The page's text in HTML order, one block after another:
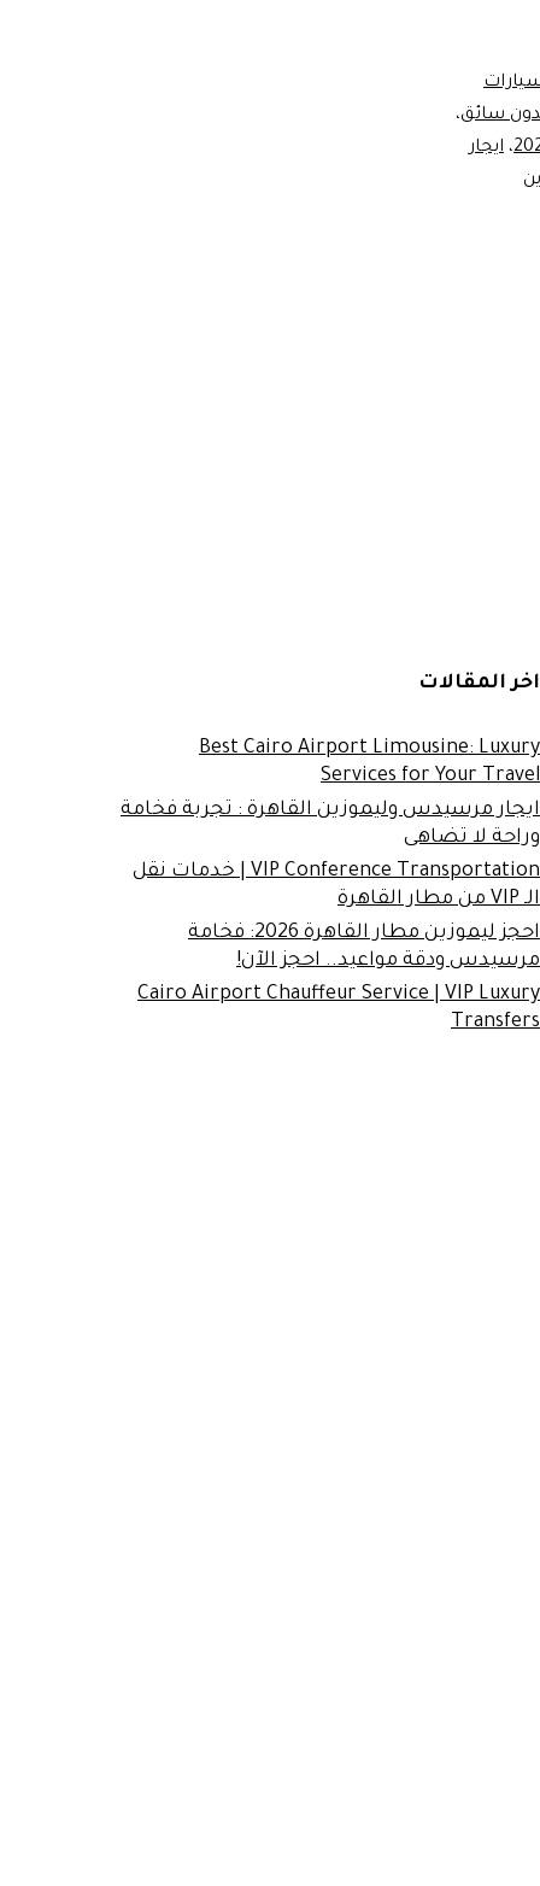
سائق،
، ايجار
اخر المقالات
Best Cairo Airport Limousine: Luxury
Services for Your Travel
ايجار مرسيدس وليموزين القاهرة : تجربة فخامة
وراحة لا تضاهى
VIP Conference Transportation | خدمات نقل
الـ VIP من مطار القاهرة
احجز ليموزين مطار القاهرة 2026: فخامة
مرسيدس ودقة مواعيد.. احجز الآن!
Cairo Airport Chauffeur Service | VIP Luxury
Transfers